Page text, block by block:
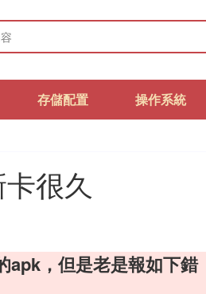
存儲配置 操作系統
很久
，但是老是報如下錯